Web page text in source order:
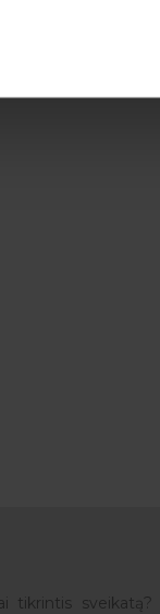
tikrintis sveikatą?